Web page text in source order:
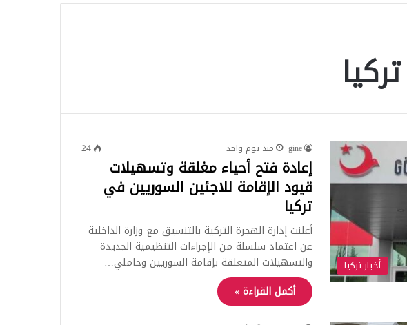
أخبار تركيا
gine منذ يوم واحد 24
إعادة فتح أحياء مغلقة وتسهيلات
قيود الإقامة للاجئين السوريين في
تركيا
أعلنت إدارة الهجرة التركية بالتنسيق مع وزارة الداخلية
عن اعتماد سلسلة من الإجراءات التنظيمية الجديدة
والتسهيلات المتعلقة بإقامة السوريين وحاملي…
أكمل القراءة »